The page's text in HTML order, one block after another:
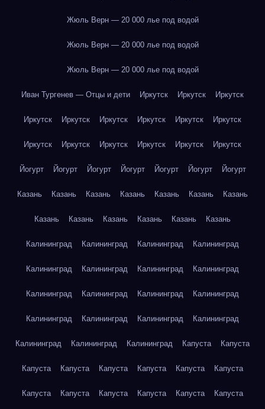
Жюль Верн — 20 000 лье под водой
Жюль Верн — 20 000 лье под водой
Жюль Верн — 20 000 лье под водой
Иван Тургенев — Отцы и дети Иркутск Иркутск Иркутск
Иркутск Иркутск Иркутск Иркутск Иркутск Иркутск
Иркутск Иркутск Иркутск Иркутск Иркутск Иркутск
Йогурт Йогурт Йогурт Йогурт Йогурт Йогурт Йогурт
Казань Казань Казань Казань Казань Казань Казань
Казань Казань Казань Казань Казань Казань
Калининград Калининград Калининград Калининград
Калининград Калининград Калининград Калининград
Калининград Калининград Калининград Калининград
Калининград Калининград Калининград Калининград
Калининград Калининград Калининград Капуста Капуста
Капуста Капуста Капуста Капуста Капуста Капуста
Капуста Капуста Капуста Капуста Капуста Капуста